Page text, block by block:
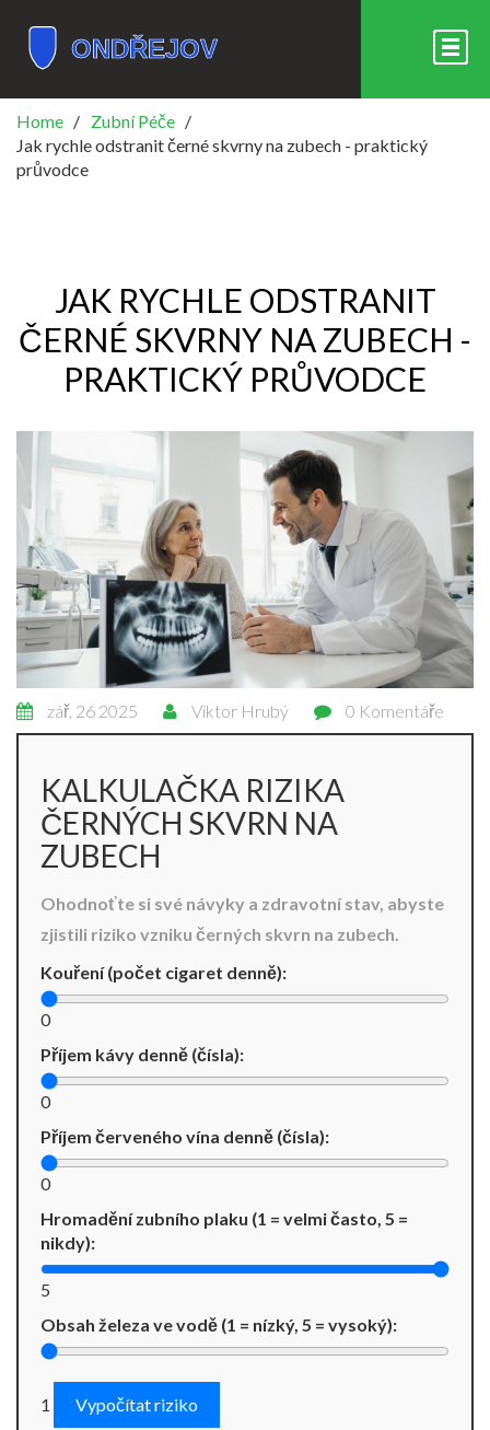
Home
Zubní Péče
Jak rychle odstranit černé skvrny na zubech - praktický
průvodce
JAK RYCHLE ODSTRANIT
ČERNÉ SKVRNY NA ZUBECH -
PRAKTICKÝ PRŮVODCE
zář, 26 2025 Viktor Hrubý 0 Komentáře
KALKULAČKA RIZIKA
ČERNÝCH SKVRN NA
ZUBECH
Ohodnoťte si své návyky a zdravotní stav, abyste
zjistili riziko vzniku černých skvrn na zubech.
Kouření (počet cigaret denně):
0
Příjem kávy denně (čísla):
0
Příjem červeného vína denně (čísla):
0
Hromadění zubního plaku (1 = velmi často, 5 =
nikdy):
5
Obsah železa ve vodě (1 = nízký, 5 = vysoký):
1 Vypočítat riziko